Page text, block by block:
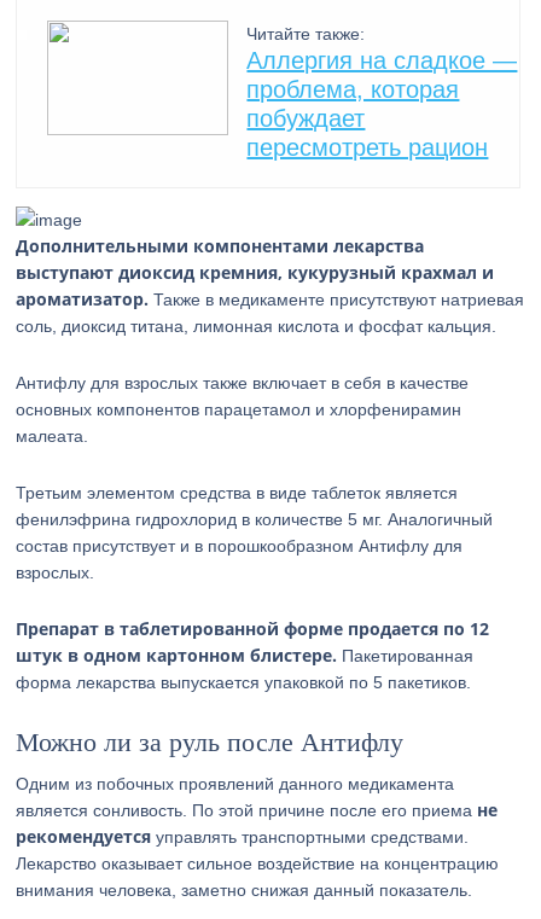
Читайте также:
Аллергия на сладкое —
проблема, которая
побуждает
пересмотреть рацион
Дополнительными компонентами лекарства
выступают диоксид кремния, кукурузный крахмал и
ароматизатор. Также в медикаменте присутствуют натриевая
соль, диоксид титана, лимонная кислота и фосфат кальция.
Антифлу для взрослых также включает в себя в качестве
основных компонентов парацетамол и хлорфенирамин
малеата.
Третьим элементом средства в виде таблеток является
фенилэфрина гидрохлорид в количестве 5 мг. Аналогичный
состав присутствует и в порошкообразном Антифлу для
взрослых.
Препарат в таблетированной форме продается по 12
штук в одном картонном блистере. Пакетированная
форма лекарства выпускается упаковкой по 5 пакетиков.
Можно ли за руль после Антифлу
Одним из побочных проявлений данного медикамента
является сонливость. По этой причине после его приема не
рекомендуется управлять транспортными средствами.
Лекарство оказывает сильное воздействие на концентрацию
внимания человека, заметно снижая данный показатель.